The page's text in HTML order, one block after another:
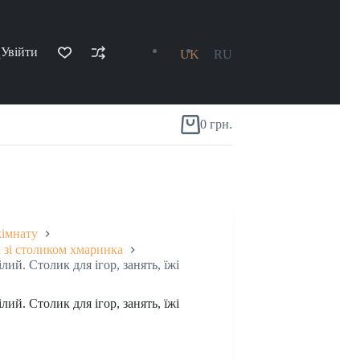
Увійти UK RU
Кошик
0 грн.
столиком хмаринка
Столик для ігор, занять, їжі
Столик для ігор, занять, їжі